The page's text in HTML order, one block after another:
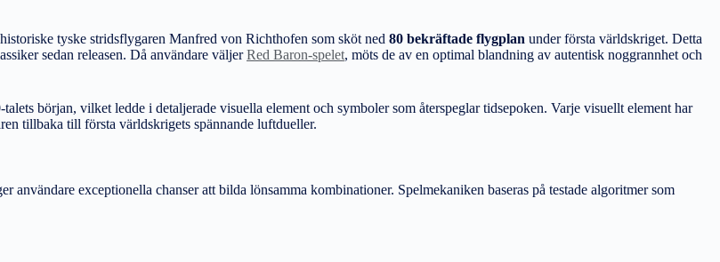
tyske stridsflygaren Manfred von Richthofen som sköt ned 80 bekräftade flygplan under första världskriget. Detta
sedan releasen. Då användare väljerRed Baron-spelet, möts de av en optimal blandning av autentisk noggrannhet och
början, vilket ledde i detaljerade visuella element och symboler som återspeglar tidsepoken. Varje visuellt element har
tillbaka till första världskrigets spännande luftdueller.
exceptionella chanser att bilda lönsamma kombinationer. Spelmekaniken baseras på testade algoritmer som